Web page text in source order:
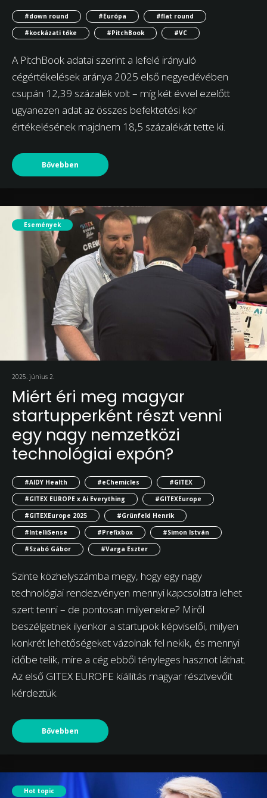
#down round #Európa
#flat round
#kockázati tőke
#PitchBook #VC
A PitchBook adatai szerint a lefelé irányuló
cégértékelések aránya 2025 első negyedévében
csupán 12,39 százalék volt – míg két évvel ezelőtt
ugyanezen adat az összes befektetési kör
értékelésének majdnem 18,5 százalékát tette ki.
Bővebben
Események
2025. június 2.
Miért éri meg magyar
startupperként részt venni
egy nagy nemzetközi
technológiai expón?
#AIDY Health #eChemicles
#GITEX
#GITEX EUROPE x Ai Everything
#GITEXEurope
#GITEXEurope 2025
#Grünfeld Henrik
#IntelliSense
#Prefixbox
#Simon István
#Szabó Gábor
#Varga Eszter
Szinte közhelyszámba megy, hogy egy nagy
technológiai rendezvényen mennyi kapcsolatra lehet
szert tenni – de pontosan milyenekre? Miről
beszélgetnek ilyenkor a startupok képviselői, milyen
konkrét lehetőségeket vázolnak fel nekik, és mennyi
időbe telik, mire a cég ebből tényleges hasznot láthat.
Az első GITEX EUROPE kiállítás magyar résztvevőit
kérdeztük.
Bővebben
Hot topic